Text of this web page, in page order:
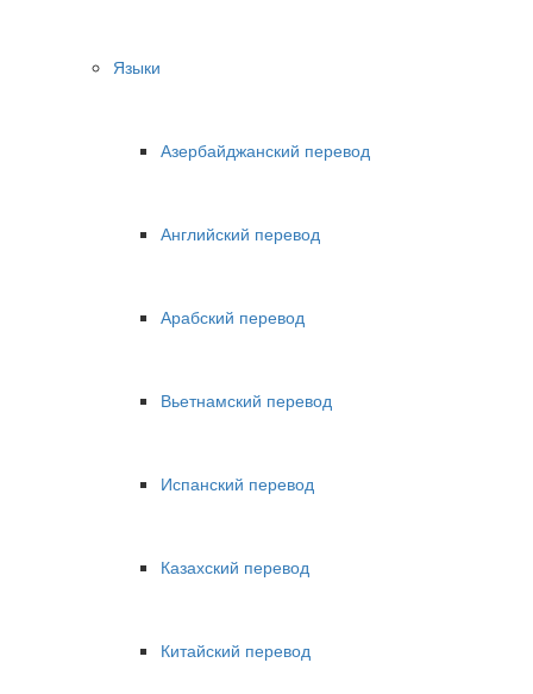
Языки
Азербайджанский перевод
Английский перевод
Арабский перевод
Вьетнамский перевод
Испанский перевод
Казахский перевод
Китайский перевод